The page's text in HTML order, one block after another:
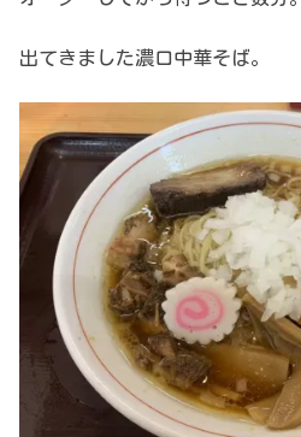
出てきました濃口中華そば。